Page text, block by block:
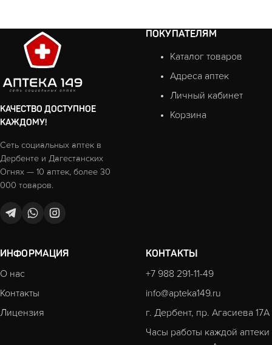
КАЧЕСТВО ДОСТУПНОЕ
КАЖДОМУ!
Сеть социальных аптек в
Дербенте и Дагестанских
Огнях — 10 аптек, более 30
000 товаров.
ПОКУПАТЕЛЯМ
Каталог товаров
Адреса аптек
Личный кабинет
Корзина
ИНФОРМАЦИЯ
О нас
Контакты
Лицензия
КОНТАКТЫ
+7 988 291-11-49
info@apteka149.ru
г. Дербент, пр. Агасиева 17А
Часы работы каждой аптеки